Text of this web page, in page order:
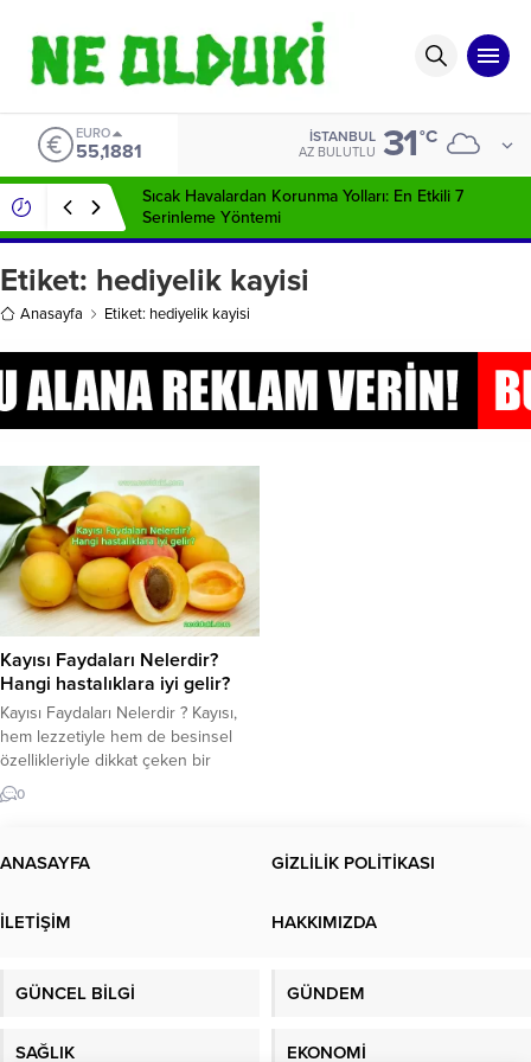
EURO
55,1881
İSTANBUL
AZ BULUTLU 31°C
Sıcak Havalardan Korunma Yolları: En Etkili 7
Serinleme Yöntemi
Etiket: hediyelik kayisi
Anasayfa Etiket: hediyelik kayisi
Kayısı Faydaları Nelerdir?
Hangi hastalıklara iyi gelir?
Kayısı Faydaları Nelerdir ? Kayısı,
hem lezzetiyle hem de besinsel
özellikleriyle dikkat çeken bir
meyvedir. Özellikle yaz aylarında
taze olarak tüketilmesi, sıcak
Bunun yanı sıra, kayısı
mineral bileşenleri, çok çeşitli
0
ANASAYFA GİZLİLİK POLİTİKASI
İLETİŞİM HAKKIMIZDA
GÜNCEL BİLGİ GÜNDEM
SAĞLIK EKONOMİ